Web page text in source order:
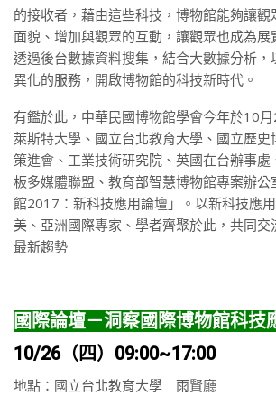
的接收者，藉由這些科技，博物館能夠讓
面貌、增加與觀眾的互動，讓觀眾也成為展
透過後台數據資料搜集，結合大數據分析，
異化的服務，開啟博物館的科技新時代。
有鑑於此，中華民國博物館學會今年於10
萊斯特大學、國立台北教育大學、國立歷史
策進會、工業技術研究院、英國在台辦事處
板多媒體聯盟、教育部智慧博物館專案辦公
館2017：新科技應用論壇」。以新科技應
美、亞洲國際專家、學者齊聚於此，共同交
最新趨勢
國際論壇－洞察國際博物館科技
10/26（四）09:00~17:00
地點：國立台北教育大學 雨賢廳